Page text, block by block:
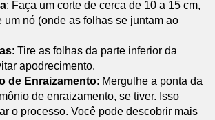
: Faça um corte de cerca de 10 a 15 cm,
um nó (onde as folhas se juntam ao
: Tire as folhas da parte inferior da
apodrecimento.
de Enraizamento: Mergulhe a ponta da
de enraizamento, se tiver. Isso
o processo. Você pode descobrir mais